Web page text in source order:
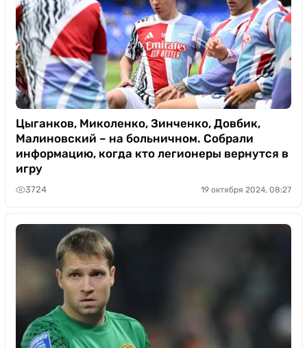
Цыганков, Миколенко, Зинченко, Довбик,
Малиновский – на больничном. Собрали
информацию, когда кто легионеры вернутся в
игру
3724 19 октября 2024, 08:27